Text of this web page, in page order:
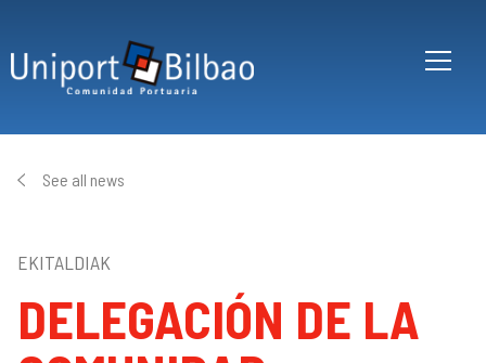
See all news
EKITALDIAK
DELEGACIÓN DE LA